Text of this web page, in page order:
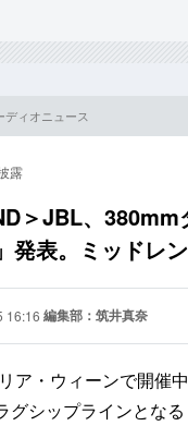
ディオニュース
露
＞JBL、
発表。ミッドレ
16:16 編集部：筑井真奈
ア・ウィーンで開催
グシップラインとな